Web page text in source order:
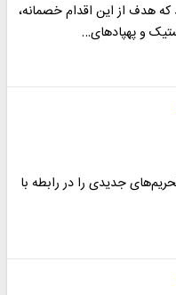
که هدف از این اقدام خصمانه،
و پهپادهای…
جدیدی را در رابطه با